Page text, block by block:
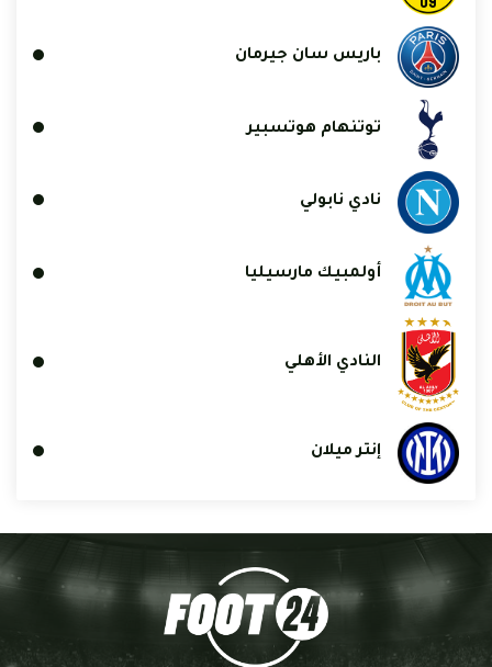
باريس سان جيرمان
توتنهام هوتسبير
نادي نابولي
أولمبيك مارسيليا
النادي الأهلي
إنتر ميلان